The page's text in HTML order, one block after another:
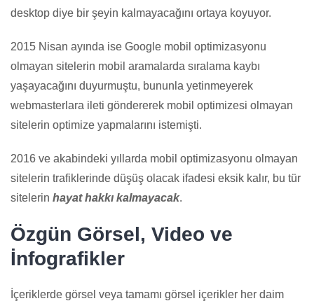
desktop diye bir şeyin kalmayacağını ortaya koyuyor.
2015 Nisan ayında ise Google mobil optimizasyonu
olmayan sitelerin mobil aramalarda sıralama kaybı
yaşayacağını duyurmuştu, bununla yetinmeyerek
webmasterlara ileti göndererek mobil optimizesi olmayan
sitelerin optimize yapmalarını istemişti.
2016 ve akabindeki yıllarda mobil optimizasyonu olmayan
sitelerin trafiklerinde düşüş olacak ifadesi eksik kalır, bu tür
sitelerin hayat hakkı kalmayacak.
Özgün Görsel, Video ve
İnfografikler
İçeriklerde görsel veya tamamı görsel içerikler her daim